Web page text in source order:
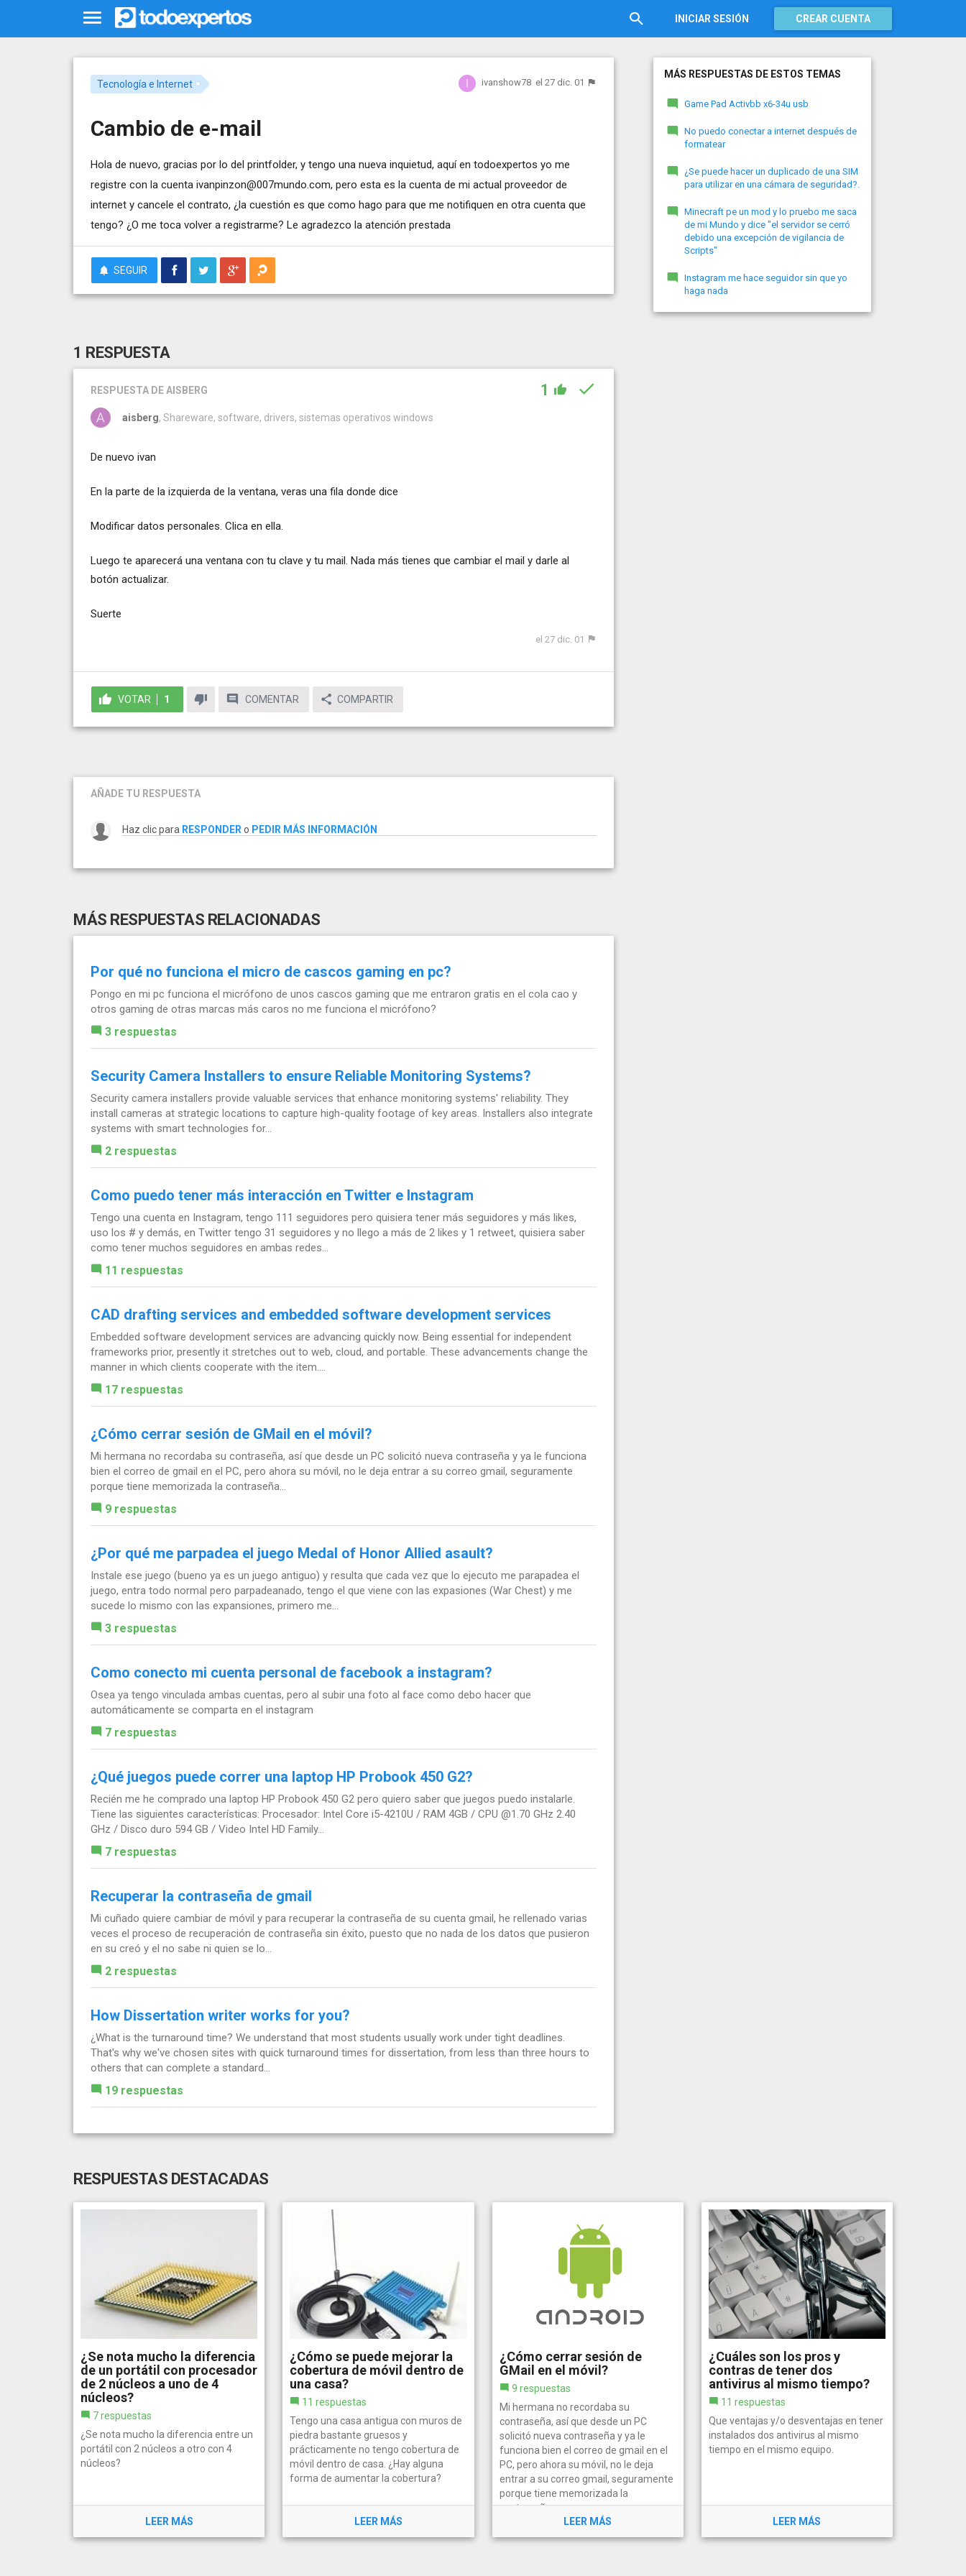
INICIAR SESIÓN CREAR CUENTA
Tecnología e Internet ivanshow78 el 27 dic. 01
Cambio de e-mail
Hola de nuevo, gracias por lo del printfolder, y tengo una nueva inquietud, aquí en todoexpertos yo me
registre con la cuenta ivanpinzon@007mundo.com, pero esta es la cuenta de mi actual proveedor de
internet y cancele el contrato, ¿la cuestión es que como hago para que me notifiquen en otra cuenta que
tengo? ¿O me toca volver a registrarme? Le agradezco la atención prestada
SEGUIR
1 RESPUESTA
RESPUESTA DE AISBERG 1
aisberg, Shareware, software, drivers, sistemas operativos windows
De nuevo ivan
En la parte de la izquierda de la ventana, veras una fila donde dice
Modificar datos personales. Clica en ella.
Luego te aparecerá una ventana con tu clave y tu mail. Nada más tienes que cambiar el mail y darle al
botón actualizar.
Suerte
el 27 dic. 01
VOTAR 1 COMENTAR COMPARTIR
AÑADE TU RESPUESTA
Haz clic para RESPONDER o PEDIR MÁS INFORMACIÓN
MÁS RESPUESTAS RELACIONADAS
Por qué no funciona el micro de cascos gaming en pc?
Pongo en mi pc funciona el micrófono de unos cascos gaming que me entraron gratis en el cola cao y
otros gaming de otras marcas más caros no me funciona el micrófono?
3 respuestas
Security Camera Installers to ensure Reliable Monitoring Systems?
Security camera installers provide valuable services that enhance monitoring systems' reliability. They
install cameras at strategic locations to capture high-quality footage of key areas. Installers also integrate
systems with smart technologies for...
2 respuestas
Como puedo tener más interacción en Twitter e Instagram
Tengo una cuenta en Instagram, tengo 111 seguidores pero quisiera tener más seguidores y más likes,
uso los # y demás, en Twitter tengo 31 seguidores y no llego a más de 2 likes y 1 retweet, quisiera saber
como tener muchos seguidores en ambas redes...
11 respuestas
CAD drafting services and embedded software development services
Embedded software development services are advancing quickly now. Being essential for independent
frameworks prior, presently it stretches out to web, cloud, and portable. These advancements change the
manner in which clients cooperate with the item....
17 respuestas
¿Cómo cerrar sesión de GMail en el móvil?
Mi hermana no recordaba su contraseña, así que desde un PC solicitó nueva contraseña y ya le funciona
bien el correo de gmail en el PC, pero ahora su móvil, no le deja entrar a su correo gmail, seguramente
porque tiene memorizada la contraseña...
9 respuestas
¿Por qué me parpadea el juego Medal of Honor Allied asault?
Instale ese juego (bueno ya es un juego antiguo) y resulta que cada vez que lo ejecuto me parapadea el
juego, entra todo normal pero parpadeanado, tengo el que viene con las expasiones (War Chest) y me
sucede lo mismo con las expansiones, primero me...
3 respuestas
Como conecto mi cuenta personal de facebook a instagram?
Osea ya tengo vinculada ambas cuentas, pero al subir una foto al face como debo hacer que
automáticamente se comparta en el instagram
7 respuestas
¿Qué juegos puede correr una laptop HP Probook 450 G2?
Recién me he comprado una laptop HP Probook 450 G2 pero quiero saber que juegos puedo instalarle.
Tiene las siguientes características: Procesador: Intel Core i5-4210U / RAM 4GB / CPU @1.70 GHz 2.40
GHz / Disco duro 594 GB / Video Intel HD Family...
7 respuestas
Recuperar la contraseña de gmail
Mi cuñado quiere cambiar de móvil y para recuperar la contraseña de su cuenta gmail, he rellenado varias
veces el proceso de recuperación de contraseña sin éxito, puesto que no nada de los datos que pusieron
en su creó y el no sabe ni quien se lo...
2 respuestas
How Dissertation writer works for you?
¿What is the turnaround time? We understand that most students usually work under tight deadlines.
That's why we've chosen sites with quick turnaround times for dissertation, from less than three hours to
others that can complete a standard...
19 respuestas
MÁS RESPUESTAS DE ESTOS TEMAS
Game Pad Activbb x6-34u usb
No puedo conectar a internet después de
formatear
¿Se puede hacer un duplicado de una SIM
para utilizar en una cámara de seguridad?.
Minecraft pe un mod y lo pruebo me saca
de mi Mundo y dice "el servidor se cerró
debido una excepción de vigilancia de
Scripts"
Instagram me hace seguidor sin que yo
haga nada
RESPUESTAS DESTACADAS
LEER MÁS
¿Se nota mucho la diferencia
de un portátil con procesador
de 2 núcleos a uno de 4
núcleos?
7 respuestas
¿Se nota mucho la diferencia entre un
portátil con 2 núcleos a otro con 4
núcleos?
LEER MÁS
¿Cómo se puede mejorar la
cobertura de móvil dentro de
una casa?
11 respuestas
Tengo una casa antigua con muros de
piedra bastante gruesos y
prácticamente no tengo cobertura de
móvil dentro de casa. ¿Hay alguna
forma de aumentar la cobertura?
LEER MÁS
¿Cómo cerrar sesión de
GMail en el móvil?
9 respuestas
Mi hermana no recordaba su
contraseña, así que desde un PC
solicitó nueva contraseña y ya le
funciona bien el correo de gmail en el
PC, pero ahora su móvil, no le deja
entrar a su correo gmail, seguramente
porque tiene memorizada la
contraseña...
LEER MÁS
¿Cuáles son los pros y
contras de tener dos
antivirus al mismo tiempo?
11 respuestas
Que ventajas y/o desventajas en tener
instalados dos antivirus al mismo
tiempo en el mismo equipo.